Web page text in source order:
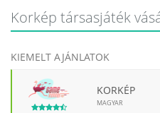
Korkép társasjáték
KIEMELT AJÁNLATOK
KORKÉP
MAGYAR